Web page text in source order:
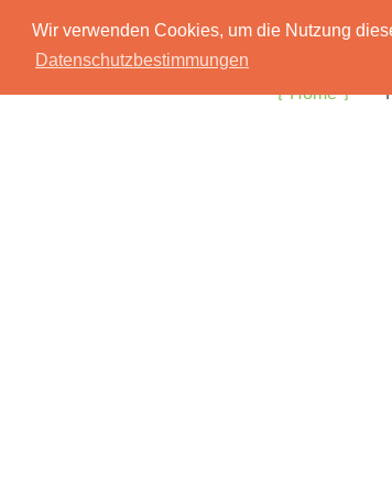
Wir verwenden Cookies, um die Nutzung
Datenschutzbestimmungen
Home